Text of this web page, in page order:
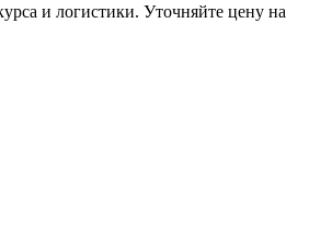
и логистики. Уточняйте цену на